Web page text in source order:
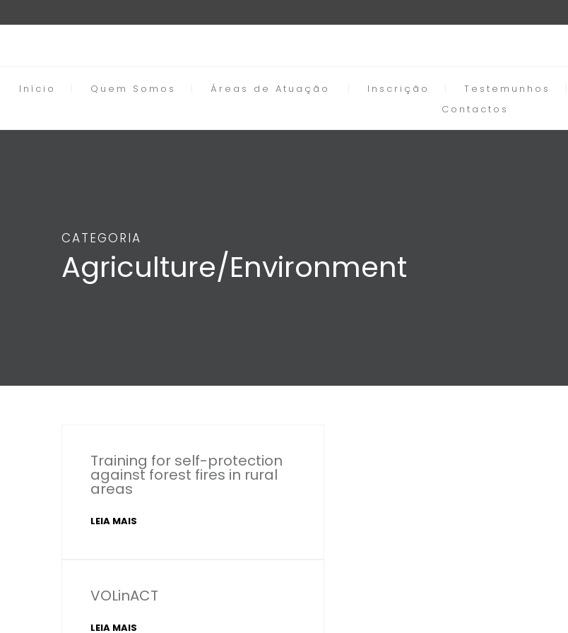
Início Quem Somos Áreas de Atuação Inscrição Testemunhos
Contactos
CATEGORIA
Agriculture/Environment
Training for self-protection
against forest fires in rural
areas
LEIA MAIS
VOLinACT
LEIA MAIS